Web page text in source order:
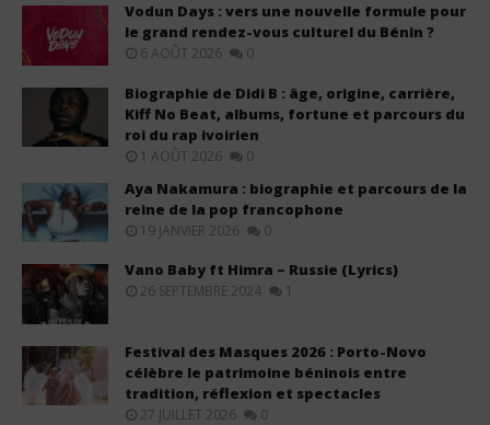
Vodun Days : vers une nouvelle formule pour
le grand rendez-vous culturel du Bénin ?
6 AOÛT 2026 0
Biographie de Didi B : âge, origine, carrière,
Kiff No Beat, albums, fortune et parcours du
roi du rap ivoirien
1 AOÛT 2026 0
Aya Nakamura : biographie et parcours de la
reine de la pop francophone
19 JANVIER 2026 0
Vano Baby ft Himra – Russie (Lyrics)
26 SEPTEMBRE 2024 1
Festival des Masques 2026 : Porto-Novo
célèbre le patrimoine béninois entre
tradition, réflexion et spectacles
27 JUILLET 2026 0